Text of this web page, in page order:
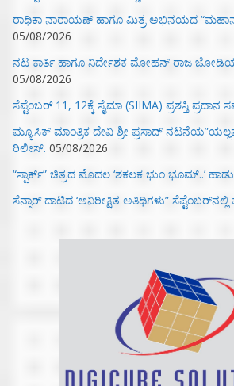
ರಾಧಿಕಾ ನಾರಾಯಣ್ ಹಾಗೂ ಮಿತ್ರ ಅಭಿನಯದ
05/08/2026
ನಟ ಕಾರ್ತಿ ಹಾಗೂ ನಿರ್ದೇಶಕ ಮೋಹನ್ ರಾಜ
05/08/2026
ಸೆಪ್ಟೆಂಬರ್ 11, 12ಕ್ಕೆ ಸೈಮಾ (SIIMA) ಪ್ರಶಸ್ತಿ ಪ್ರದಾನ
ಮ್ಯೂಸಿಕ್‌ ಮಾಂತ್ರಿಕ ದೇವಿ ಶ್ರೀ ಪ್ರಸಾದ್
ರಿಲೀಸ್. 05/08/2026
“ಸ್ಪಾರ್ಕ್” ಚಿತ್ರದ ಮೊದಲ‌ ‘ಶಕಲಕ ಭುಂ‌ ಭೂಮ್..’
ಸೆನ್ಸಾರ್ ದಾಟಿದ ‘ಅನಿರೀಕ್ಷಿತ ಅತಿಥಿಗಳು” ಸೆಪ್ಟೆಂಬರ್‌ನಲ್ಲಿ